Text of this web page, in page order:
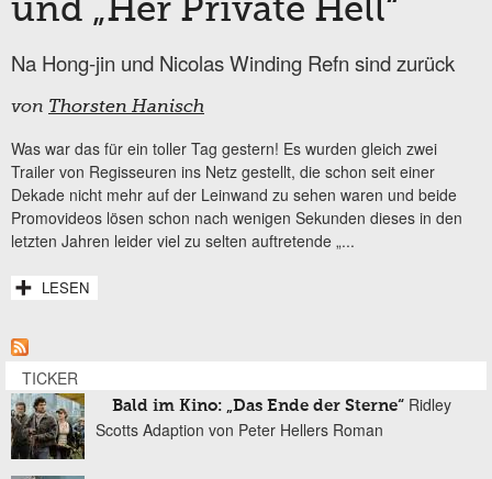
und „Her Private Hell“
Na Hong-jin und Nicolas Winding Refn sind zurück
von Thorsten Hanisch
Was war das für ein toller Tag gestern! Es wurden gleich zwei
Trailer von Regisseuren ins Netz gestellt, die schon seit einer
Dekade nicht mehr auf der Leinwand zu sehen waren und beide
Promovideos lösen schon nach wenigen Sekunden dieses in den
letzten Jahren leider viel zu selten auftretende „...
LESEN
TICKER
Bald im Kino: „Das Ende der Sterne“ Ridley
Scotts Adaption von Peter Hellers Roman